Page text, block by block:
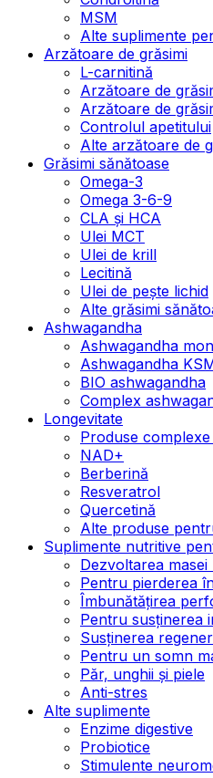
MSM
Alte suplimente
Arzătoare de grăsimi
L-carnitină
Arzătoare de
Arzătoare de
Controlul apetitului
Alte arzătoare de
Grăsimi sănătoase
Omega-3
Omega 3-6-9
CLA şi HCA
Ulei MCT
Ulei de krill
Lecitină
Ulei de pește lichid
Alte grăsimi
Ashwagandha
Ashwagandha
Ashwagandha
BIO ashwagandha
Complex
Longevitate
Produse
NAD+
Berberină
Resveratrol
Quercetină
Alte produse
Suplimente nutritive
Dezvoltarea
Pentru pierderea
Îmbunătățirea
Pentru susținerea
Susținerea
Pentru un somn
Păr, unghii și piele
Anti-stres
Alte suplimente
Enzime digestive
Probiotice
Stimulente